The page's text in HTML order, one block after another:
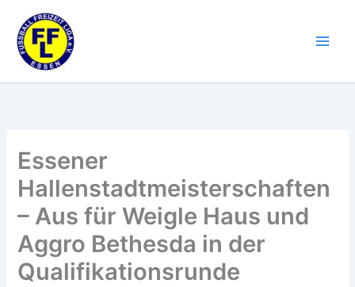
Inhalt
springen
Essener
Hallenstadtmeisterschaften
– Aus für Weigle Haus und
Aggro Bethesda in der
Qualifikationsrunde